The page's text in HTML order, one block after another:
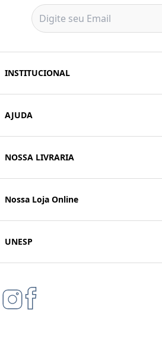
INSTITUCIONAL
AJUDA
NOSSA LIVRARIA
Nossa Loja Online
UNESP